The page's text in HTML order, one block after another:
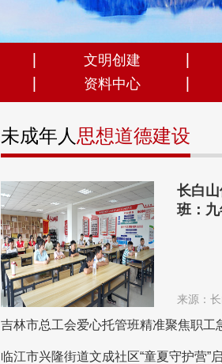
文明创建
资料中心
未成年人 思想道德建设
长白
班：
来源：
吉林市总工会爱心托管班精准聚焦职工
临江市兴隆街道文成社区“童夏守护营”